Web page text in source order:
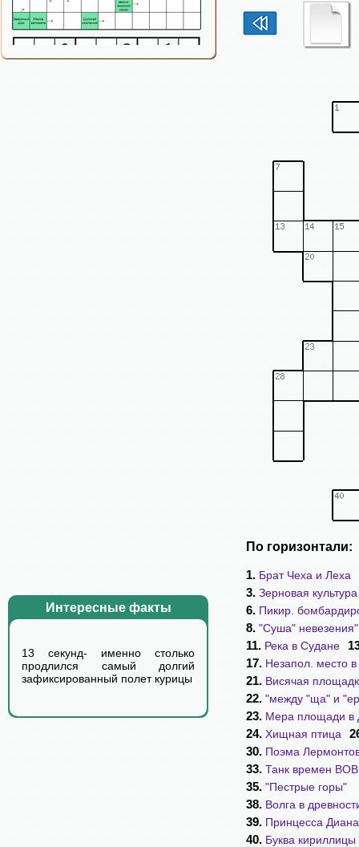
Интересные факты
13 секунд- именно столько
продлился самый долгий
зафиксированный полет курицы
По горизонтали:
1. Брат Чеха и Леха
3. Зерновая культура
6. Пикир.
8. "Суша" невезения"
11. Река в Судане
17. Незапол. место в
21. Висячая
22. "между "ща" и
23. Мера площади в
24. Хищная птица
30. Поэма
33. Танк времен ВОВ
35. "Пестрые горы"
38. Волга в
39. Принцесса Диана
40. Буква кириллицы